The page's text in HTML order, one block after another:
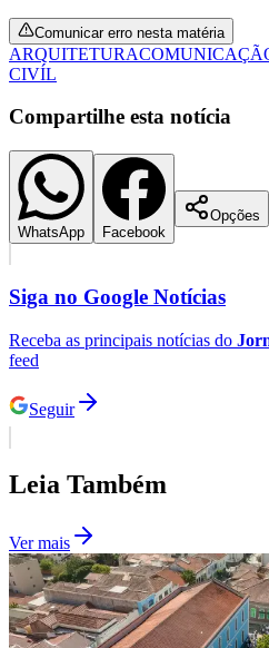
São Paulo
Comunicar erro nesta matéria
ARQUITETURA
CIVÍL
Compartilhe esta notícia
WhatsApp Facebook
Opções
Siga no Google Notícias
Receba as principais notícias do
feed
Seguir
Leia Também
Ver mais